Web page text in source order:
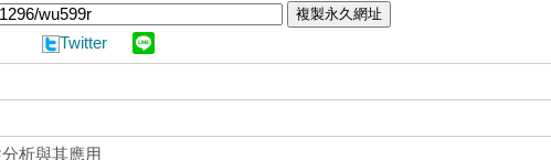
複製永久網址
Twitter
析與其應用